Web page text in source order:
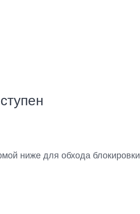
ниже для обхода блокировки